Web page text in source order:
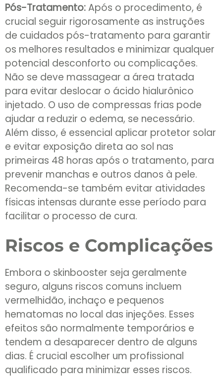
Pós-Tratamento:Após o procedimento, é
crucial seguir rigorosamente as instruções
de cuidados pós-tratamento para garantir
os melhores resultados e minimizar qualquer
potencial desconforto ou complicações.
Não se deve massagear a área tratada
para evitar deslocar o ácido hialurônico
injetado. O uso de compressas frias pode
ajudar a reduzir o edema, se necessário.
Além disso, é essencial aplicar protetor solar
e evitar exposição direta ao sol nas
primeiras 48 horas após o tratamento, para
prevenir manchas e outros danos à pele.
Recomenda-se também evitar atividades
físicas intensas durante esse período para
facilitar o processo de cura.
Riscos e Complicações
Embora o skinbooster seja geralmente
seguro, alguns riscos comuns incluem
vermelhidão, inchaço e pequenos
hematomas no local das injeções. Esses
efeitos são normalmente temporários e
tendem a desaparecer dentro de alguns
dias. É crucial escolher um profissional
qualificado para minimizar esses riscos.